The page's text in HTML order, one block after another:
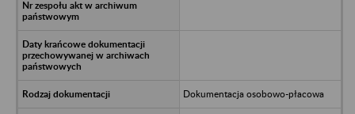
Dokumentacja osobowo-płacowa